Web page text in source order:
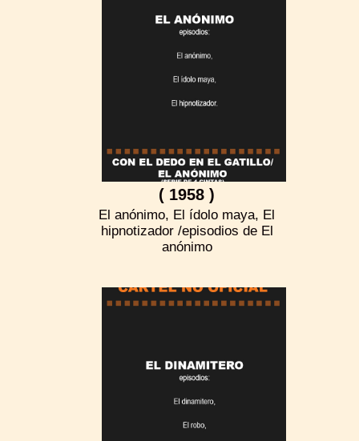
( 1958 )
El anónimo, El ídolo maya, El
hipnotizador /episodios de El
anónimo